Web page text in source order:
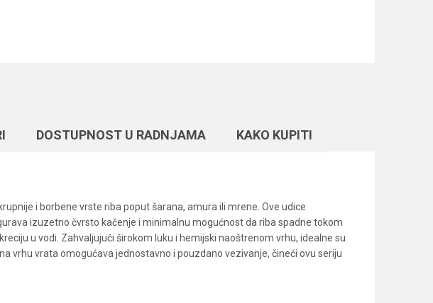
DOSTUPNOST U RADNJAMA KAKO KUPITI
i borbene vrste riba poput šarana, amura ili mrene. Ove udice
izuzetno čvrsto kačenje i minimalnu mogućnost da riba spadne tokom
u vodi. Zahvaljujući širokom luku i hemijski naoštrenom vrhu, idealne su
vrhu vrata omogućava jednostavno i pouzdano vezivanje, čineći ovu seriju